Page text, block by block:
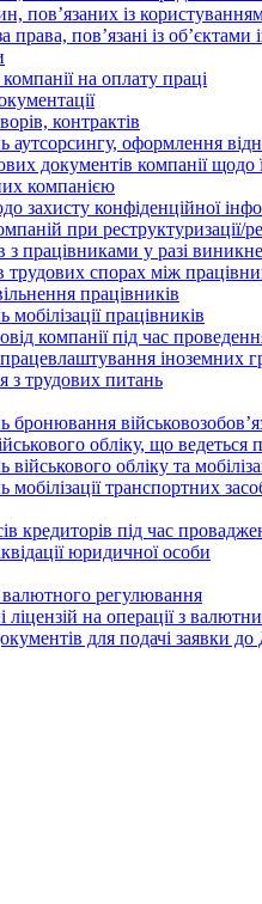
пов’язаних із
права, пов’язані із
на оплату праці
контрактів
аутсорсингу, оформлення
документів компанії щодо
компанією
захисту конфіденційної
при реструктуризації/
з працівниками у разі
трудових спорах між
працівників
працівників
компанії під час
іноземних
з трудових питань
бронювання
обліку, що ведеться
обліку та
транспортних
кредиторів під час
юридичної особи
валютного регулювання
на операції з
для подачі заявки